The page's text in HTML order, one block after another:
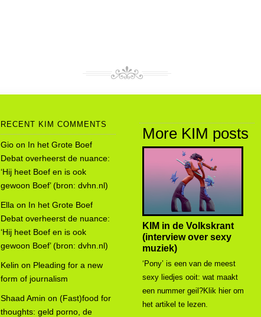
RECENT KIM COMMENTS
Gio on In het Grote Boef
Debat overheerst de nuance:
‘Hij heet Boef en is ook
gewoon Boef’ (bron: dvhn.nl)
Ella on In het Grote Boef
Debat overheerst de nuance:
‘Hij heet Boef en is ook
gewoon Boef’ (bron: dvhn.nl)
Kelin on Pleading for a new
form of journalism
Shaad Amin on (Fast)food for
thoughts: geld porno, de
More KIM posts
KIM in de Volkskrant
(interview over sexy
muziek)
‘Pony’ is een van de meest
sexy liedjes ooit: wat maakt
een nummer geil?Klik hier om
het artikel te lezen.